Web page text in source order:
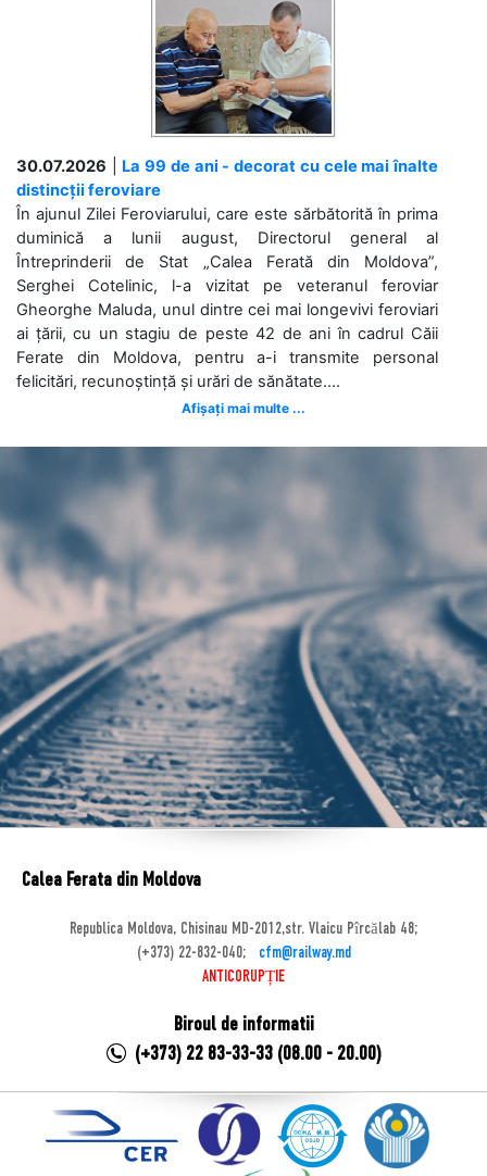
30.07.2026
La 99 de ani - decorat cu cele mai înalte
distincții feroviare
În ajunul Zilei Feroviarului, care este sărbătorită în prima
duminică a lunii august, Directorul general al
Întreprinderii de Stat „Calea Ferată din Moldova”,
Serghei Cotelinic, l-a vizitat pe veteranul feroviar
Gheorghe Maluda, unul dintre cei mai longevivi feroviari
ai țării, cu un stagiu de peste 42 de ani în cadrul Căii
Ferate din Moldova, pentru a-i transmite personal
felicitări, recunoștință și urări de sănătate....
Afișați mai multe ...
Calea Ferata din Moldova
Republica Moldova, Chisinau MD-2012,str. Vlaicu Pîrcălab 48;
(+373) 22-832-040;
cfm@railway.md
ANTICORUPȚIE
Biroul de informatii
(+373) 22 83-33-33 (08.00 - 20.00)